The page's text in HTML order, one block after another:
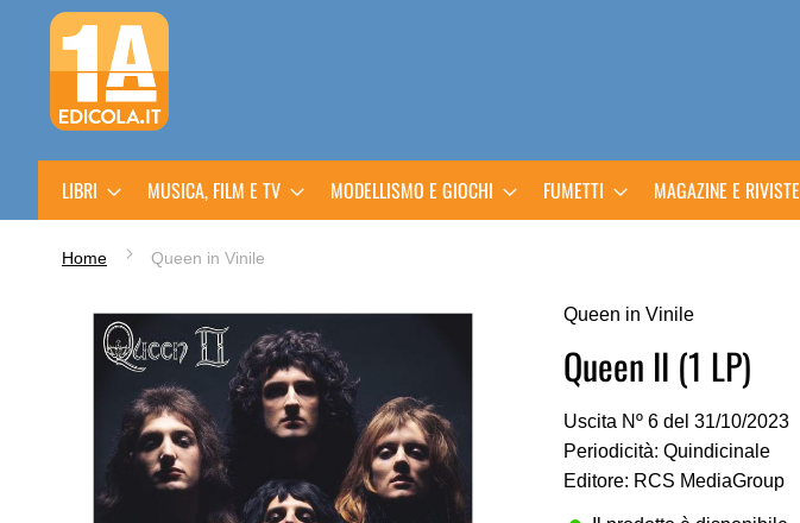
Salta
al
contenuto
LIBRI MUSICA, FILM E TV MODELLISMO E GIOCHI FUMETTI MAGAZINE E RIVISTE
Home Queen in Vinile
immagini
Queen in Vinile
Queen II (1 LP)
Uscita Nº 6 del 31/10/2023
Periodicità: Quindicinale
Editore: RCS MediaGroup